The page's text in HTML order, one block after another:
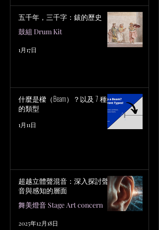
五千年，三千字：鈸的歷史
鼓組 Drum Kit
1月17日
什麼是樑（Beam）？以及 7 種樑
的類型
1月11日
超越立體聲混音：深入探討聲
音與感知的層面
舞美燈音 Stage Art concern
2025年12月18日